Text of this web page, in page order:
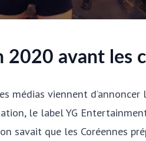
2020 avant les
médias viennent
le label YG
savait que les Coréennes